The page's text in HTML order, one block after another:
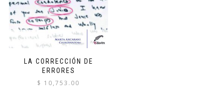
LA CORRECCIÓN DE
ERRORES
$ 10,753.00